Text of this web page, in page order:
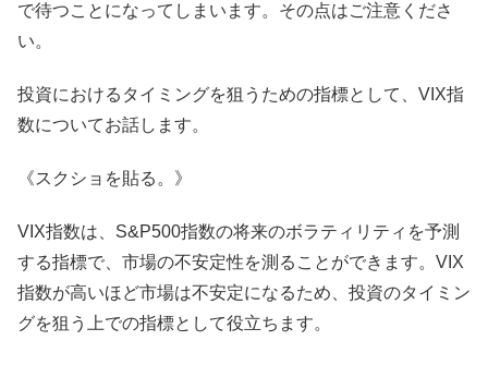
で待つことになってしまいます。その点はご注意くださ
い。
投資におけるタイミングを狙うための指標として、VIX指
数についてお話します。
《スクショを貼る。》
VIX指数は、S&P500指数の将来のボラティリティを予測
する指標で、市場の不安定性を測ることができます。VIX
指数が高いほど市場は不安定になるため、投資のタイミン
グを狙う上での指標として役立ちます。